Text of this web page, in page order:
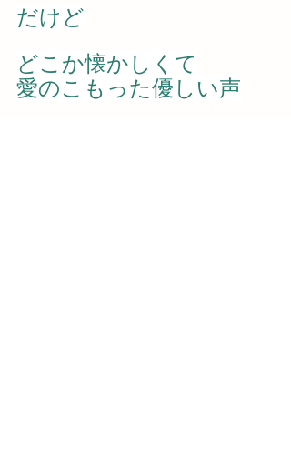
だけど
どこか懐かしくて
愛のこもった優しい声